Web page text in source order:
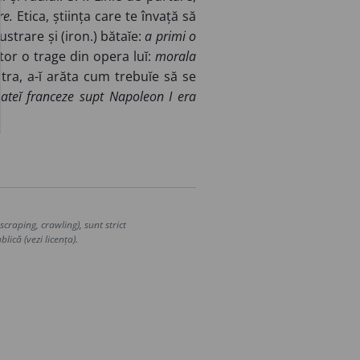
Etica, știința care te învață să
și (iron.) bătaĭe:a primi o
o trage din opera luĭ:morala
a-ĭ arăta cum trebuĭe să se
franceze supt Napoleon I era
crawling), sunt strict
(vezi licența).